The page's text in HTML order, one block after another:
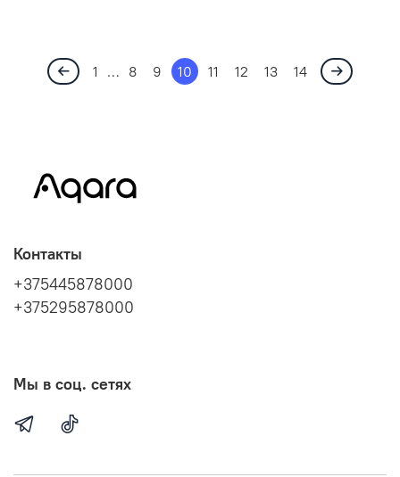
1 … 8 9 10 11 12 13 14
Контакты
+375445878000
+375295878000
Мы в соц. сетях